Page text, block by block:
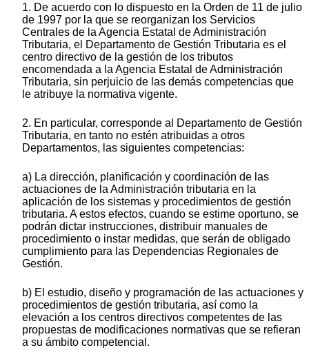
1. De acuerdo con lo dispuesto en la Orden de 11 de julio
de 1997 por la que se reorganizan los Servicios
Centrales de la Agencia Estatal de Administración
Tributaria, el Departamento de Gestión Tributaria es el
centro directivo de la gestión de los tributos
encomendada a la Agencia Estatal de Administración
Tributaria, sin perjuicio de las demás competencias que
le atribuye la normativa vigente.
2. En particular, corresponde al Departamento de Gestión
Tributaria, en tanto no estén atribuidas a otros
Departamentos, las siguientes competencias:
a) La dirección, planificación y coordinación de las
actuaciones de la Administración tributaria en la
aplicación de los sistemas y procedimientos de gestión
tributaria. A estos efectos, cuando se estime oportuno, se
podrán dictar instrucciones, distribuir manuales de
procedimiento o instar medidas, que serán de obligado
cumplimiento para las Dependencias Regionales de
Gestión.
b) El estudio, diseño y programación de las actuaciones y
procedimientos de gestión tributaria, así como la
elevación a los centros directivos competentes de las
propuestas de modificaciones normativas que se refieran
a su ámbito competencial.